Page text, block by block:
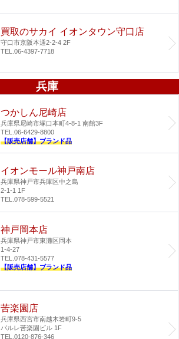
買取のサカイ イオンタウン守口店
守口市京阪本通2-2-4 2F
TEL.06-4397-7718
兵庫
つかしん尼崎店
兵庫県尼崎市塚口本町4-8-1 南館3F
TEL.06-6429-8800
【販売店舗】ブランド品
イオンモール神戸南店
兵庫県神戸市兵庫区中之島
2-1-1 1F
TEL.078-599-5521
神戸岡本店
兵庫県神戸市東灘区岡本
1-4-27
TEL.078-431-5577
【販売店舗】ブランド品
苦楽園店
兵庫県西宮市南越木岩町9-5
パルレ苦楽園ビル 1F
TEL.0120-876-346